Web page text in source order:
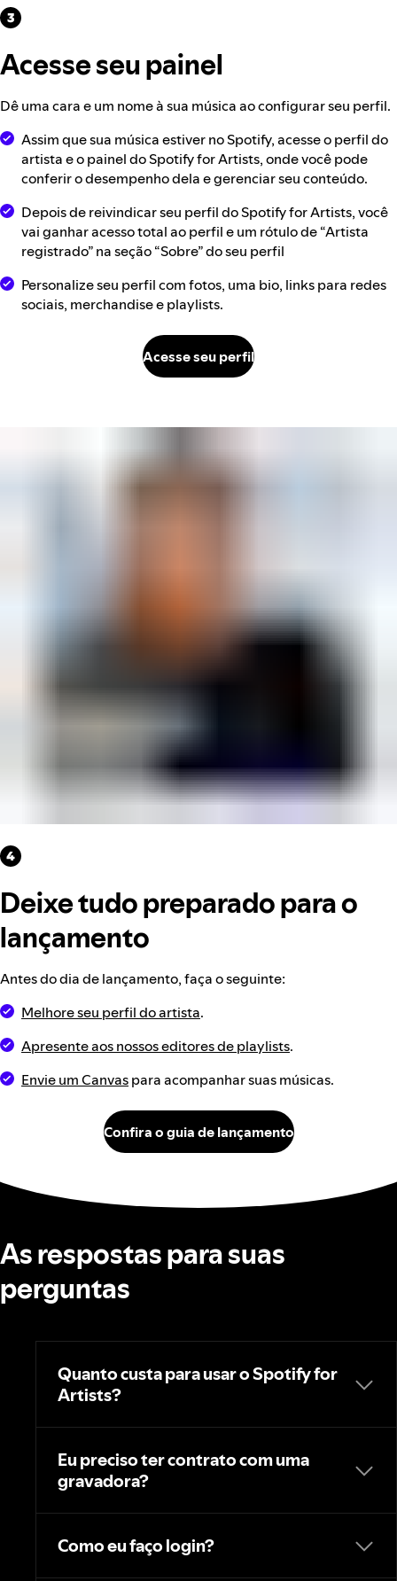
Acesse seu painel
Dê uma cara e um nome à sua música ao configurar seu perfil.
Assim que sua música estiver no Spotify, acesse o perfil do
artista e o painel do Spotify for Artists, onde você pode
conferir o desempenho dela e gerenciar seu conteúdo.
Depois de reivindicar seu perfil do Spotify for Artists, você
vai ganhar acesso total ao perfil e um rótulo de “Artista
registrado” na seção “Sobre” do seu perfil
Personalize seu perfil com fotos, uma bio, links para redes
sociais, merchandise e playlists.
Acesse seu perfil
Deixe tudo preparado para o
lançamento
Antes do dia de lançamento, faça o seguinte:
Melhore seu perfil do artista.
Apresente aos nossos editores de playlists.
Envie um Canvaspara acompanhar suas músicas.
Confira o guia de lançamento
As respostas para suas
perguntas
Quanto custa para usar o Spotify for
Artists?
Eu preciso ter contrato com uma
gravadora?
Como eu faço login?